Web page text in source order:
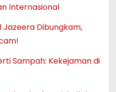
Internasional
Jazeera Dibungkam,
Sampah: Kekejaman di